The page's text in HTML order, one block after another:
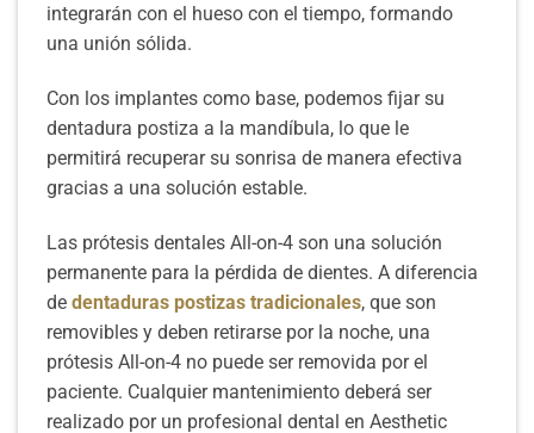
integrarán con el hueso con el tiempo, formando
una unión sólida.
Con los implantes como base, podemos fijar su
dentadura postiza a la mandíbula, lo que le
permitirá recuperar su sonrisa de manera efectiva
gracias a una solución estable.
Las prótesis dentales All-on-4 son una solución
permanente para la pérdida de dientes. A diferencia
de dentaduras postizas tradicionales, que son
removibles y deben retirarse por la noche, una
prótesis All-on-4 no puede ser removida por el
paciente. Cualquier mantenimiento deberá ser
realizado por un profesional dental en Aesthetic